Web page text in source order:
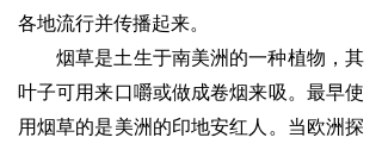
各地流行并传播起来。
烟草是土生于南美洲的一种植物，其
叶子可用来口嚼或做成卷烟来吸。最早使
用烟草的是美洲的印地安红人。当欧洲探